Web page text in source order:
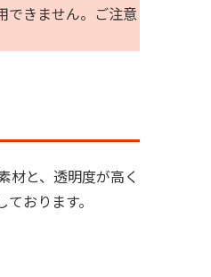
できません。ご注意
材と、透明度が高く
おります。